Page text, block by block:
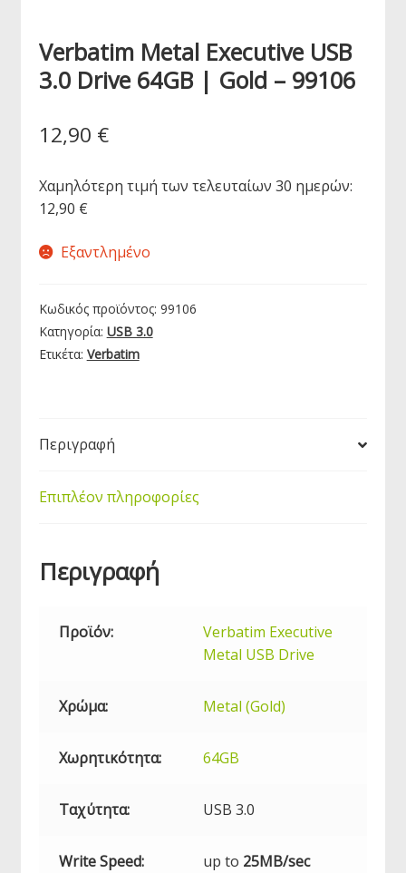
Verbatim Metal Executive USB
3.0 Drive 64GB | Gold – 99106
12,90 €
Χαμηλότερη τιμή των τελευταίων 30 ημερών:
12,90 €
Εξαντλημένο
Κωδικός προϊόντος: 99106
Κατηγορία: USB 3.0
Ετικέτα: Verbatim
Περιγραφή
Επιπλέον πληροφορίες
Περιγραφή
Προϊόν:
Verbatim Executive
Metal USB Drive
Χρώμα: Metal (Gold)
Χωρητικότητα: 64GB
Ταχύτητα: USB 3.0
Write Speed: up to 25MB/sec